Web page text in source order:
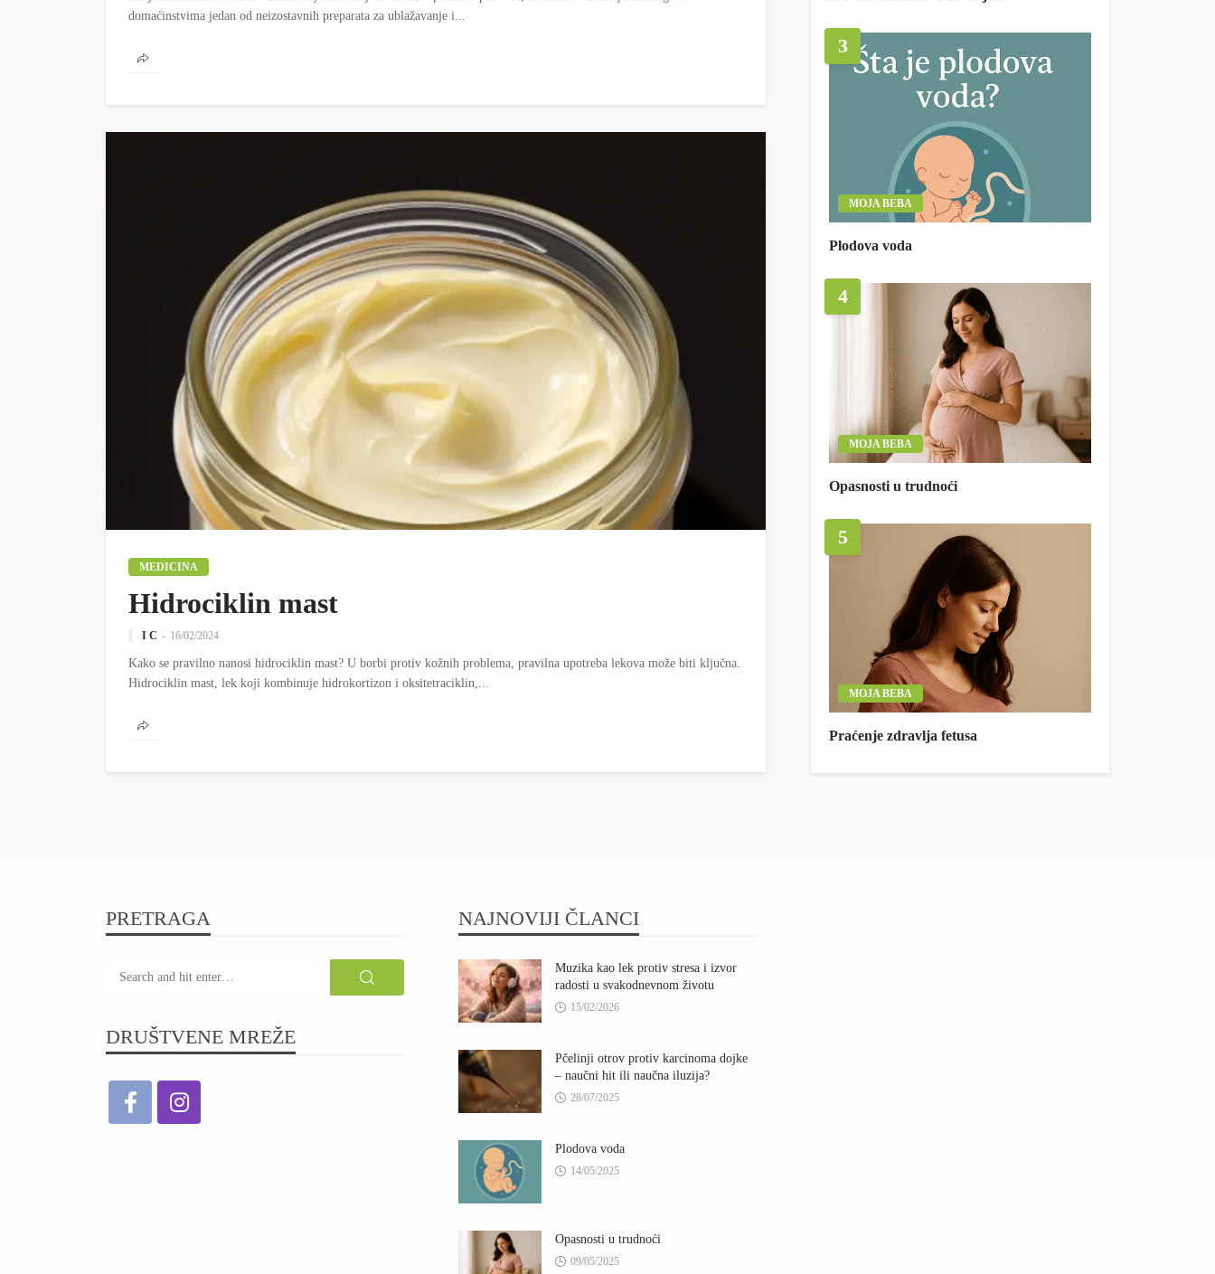
domaćinstvima jedan od neizostavnih preparata za ublažavanje i...
MEDICINA
Hidrociklin mast
I C 16/02/2024
Kako se pravilno nanosi hidrociklin mast? U borbi protiv kožnih problema, pravilna upotreba lekova može biti ključna.
Hidrociklin mast, lek koji kombinuje hidrokortizon i oksitetraciklin,...
3
MOJA BEBA
Plodova voda
4
MOJA BEBA
Opasnosti u trudnoći
5
MOJA BEBA
Praćenje zdravlja fetusa
PRETRAGA
DRUŠTVENE MREŽE
NAJNOVIJI ČLANCI
Muzika kao lek protiv stresa i izvor
radosti u svakodnevnom životu
15/02/2026
Pčelinji otrov protiv karcinoma dojke
– naučni hit ili naučna iluzija?
28/07/2025
Plodova voda
14/05/2025
Opasnosti u trudnoći
09/05/2025